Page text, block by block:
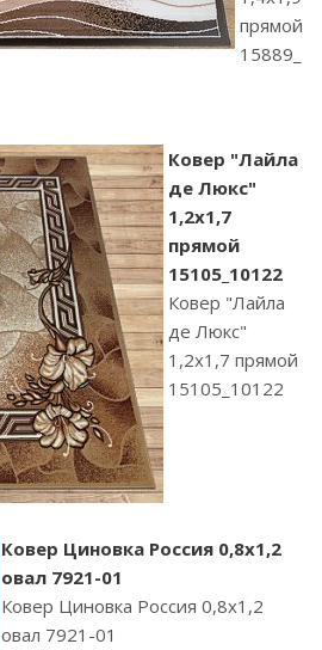
прямой
15889_
Ковер "Лайла
де Люкс"
1,2х1,7
прямой
15105_10122
Ковер "Лайла
де Люкс"
1,2х1,7 прямой
15105_10122
Ковер Циновка Россия 0,8х1,2
овал 7921-01
Ковер Циновка Россия 0,8х1,2
овал 7921-01